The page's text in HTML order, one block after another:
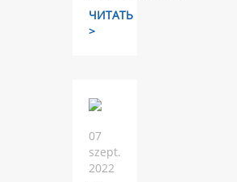
ЧИТАТЬ
>
07
szept.
2022